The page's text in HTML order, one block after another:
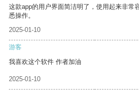
这款app的用户界面简洁明了，使用起来非常
悉操作。
2025-01-10
游客
我喜欢这个软件 作者加油
2025-01-10